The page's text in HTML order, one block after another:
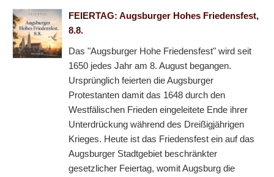
FEIERTAG: Augsburger Hohes Friedensfest,
8.8.
Das "Augsburger Hohe Friedensfest" wird seit
1650 jedes Jahr am 8. August begangen.
Ursprünglich feierten die Augsburger
Protestanten damit das 1648 durch den
Westfälischen Frieden eingeleitete Ende ihrer
Unterdrückung während des Dreißigjährigen
Krieges. Heute ist das Friedensfest ein auf das
Augsburger Stadtgebiet beschränkter
gesetzlicher Feiertag, womit Augsburg die